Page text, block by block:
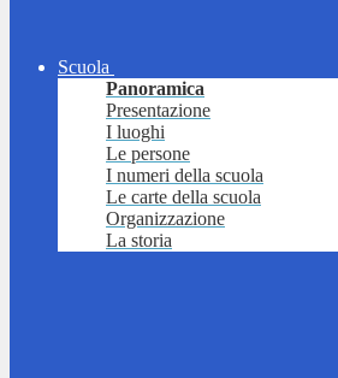
Scuola
Panoramica
Presentazione
I luoghi
Le persone
I numeri della scuola
Le carte della scuola
Organizzazione
La storia